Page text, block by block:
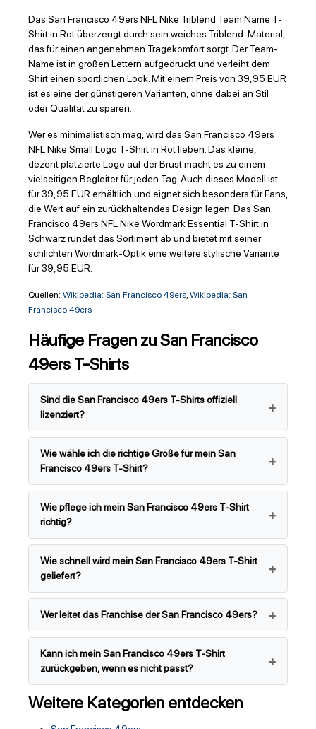
Das San Francisco 49ers NFL Nike Triblend Team Name T-
Shirt in Rot überzeugt durch sein weiches Triblend-Material,
das für einen angenehmen Tragekomfort sorgt. Der Team-
Name ist in großen Lettern aufgedruckt und verleiht dem
Shirt einen sportlichen Look. Mit einem Preis von 39,95 EUR
ist es eine der günstigeren Varianten, ohne dabei an Stil
oder Qualität zu sparen.
Wer es minimalistisch mag, wird das San Francisco 49ers
NFL Nike Small Logo T-Shirt in Rot lieben. Das kleine,
dezent platzierte Logo auf der Brust macht es zu einem
vielseitigen Begleiter für jeden Tag. Auch dieses Modell ist
für 39,95 EUR erhältlich und eignet sich besonders für Fans,
die Wert auf ein zurückhaltendes Design legen. Das San
Francisco 49ers NFL Nike Wordmark Essential T-Shirt in
Schwarz rundet das Sortiment ab und bietet mit seiner
schlichten Wordmark-Optik eine weitere stylische Variante
für 39,95 EUR.
Quellen: Wikipedia: San Francisco 49ers, Wikipedia: San
Francisco 49ers
Häufige Fragen zu San Francisco
49ers T-Shirts
Sind die San Francisco 49ers T-Shirts offiziell
lizenziert?
Wie wähle ich die richtige Größe für mein San
Francisco 49ers T-Shirt?
Wie pflege ich mein San Francisco 49ers T-Shirt
richtig?
Wie schnell wird mein San Francisco 49ers T-Shirt
geliefert?
Wer leitet das Franchise der San Francisco 49ers?
Kann ich mein San Francisco 49ers T-Shirt
zurückgeben, wenn es nicht passt?
Weitere Kategorien entdecken